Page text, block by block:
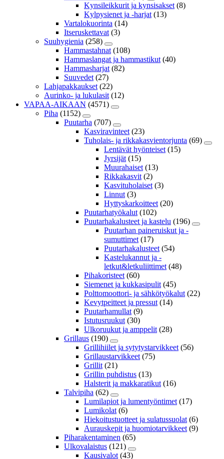
Kynsileikkurit ja kynsisakset (8)
Kylpysienet ja -harjat (13)
Vartalokuorinta (14)
Itseruskettavat (3)
Suuhygienia (258)
Hammastahnat (108)
Hammaslangat ja hammastikut (40)
Hammasharjat (82)
Suuvedet (27)
Lahjapakkaukset (22)
Aurinko- ja lukulasit (12)
VAPAA-AIKAAN (4571)
Piha (1152)
Puutarha (707)
Kasviravinteet (23)
Tuholais- ja rikkakasvientorjunta (69)
Lentävät hyönteiset (15)
Jyrsijät (15)
Muurahaiset (13)
Rikkakasvit (2)
Kasvituholaiset (3)
Linnut (3)
Hyttyskarkoitteet (20)
Puutarhatyökalut (102)
Puutarhakalusteet ja kastelu (196)
Puutarhan paineruiskut ja -
sumuttimet (17)
Puutarhakalusteet (54)
Kastelukannut ja -
letkut&letkuliittimet (48)
Pihakoristeet (60)
Siemenet ja kukkasipulit (45)
Polttomoottori- ja sähkötyökalut (22)
Kevytpeitteet ja pressut (14)
Puutarhamullat (9)
Istutusruukut (30)
Ulkoruukut ja amppelit (28)
Grillaus (190)
Grillihiilet ja sytytystarvikkeet (56)
Grillaustarvikkeet (75)
Grillit (21)
Grillin puhdistus (13)
Halsterit ja makkaratikut (16)
Talvipiha (62)
Lumilapiot ja lumentyöntimet (17)
Lumikolat (6)
Hiekoitustuotteet ja sulatussuolat (6)
Aurauskepit ja huomiotarvikkeet (9)
Piharakentaminen (65)
Ulkovalaistus (121)
Kausivalot (43)